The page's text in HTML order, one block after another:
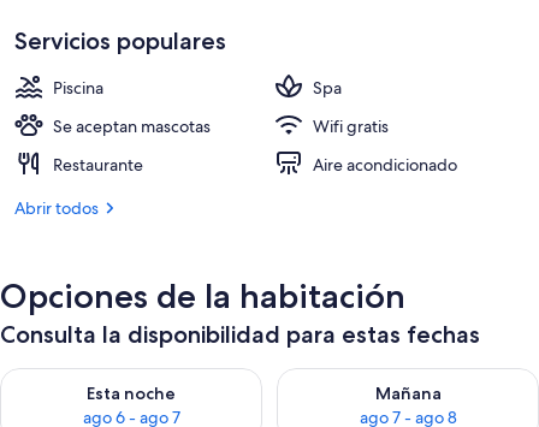
Zona de juegos infantil al aire libre
Servicios populares
Piscina
Spa
Se aceptan mascotas
Wifi gratis
Restaurante
Aire acondicionado
Abrir todos
Opciones de la habitación
Consulta la disponibilidad para estas fechas
Esta noche
ago 6 - ago 7
Consulta la disponibilidad para esta noche, ago 6 - ago 7
Mañana
ago 7 - ago 8
Consulta la disponibilidad